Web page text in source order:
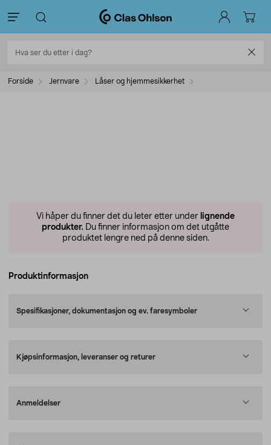
Forside Jernvare Låser og hjemmesikkerhet
Vi håper du finner det du leter etter under lignende
produkter. Du finner informasjon om det utgåtte
produktet lengre ned på denne siden.
Produktinformasjon
Spesifikasjoner, dokumentasjon og ev. faresymboler
Kjøpsinformasjon, leveranser og returer
Anmeldelser